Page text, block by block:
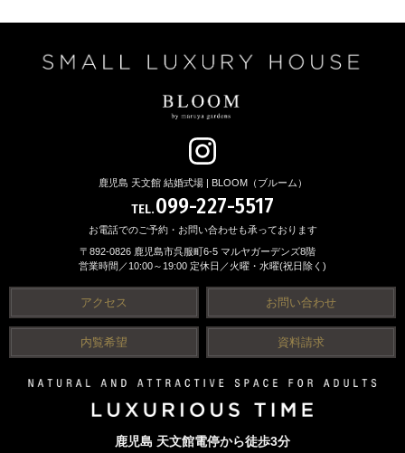
鹿児島 天文館 結婚式場 | BLOOM（ブルーム）
TEL.099-227-5517
お電話でのご予約・お問い合わせも承っております
〒892-0826 鹿児島市呉服町6-5 マルヤガーデンズ8階
営業時間／10:00～19:00 定休日／火曜・水曜(祝日除く)
アクセス お問い合わせ
内覧希望 資料請求
鹿児島 天文館電停から徒歩3分